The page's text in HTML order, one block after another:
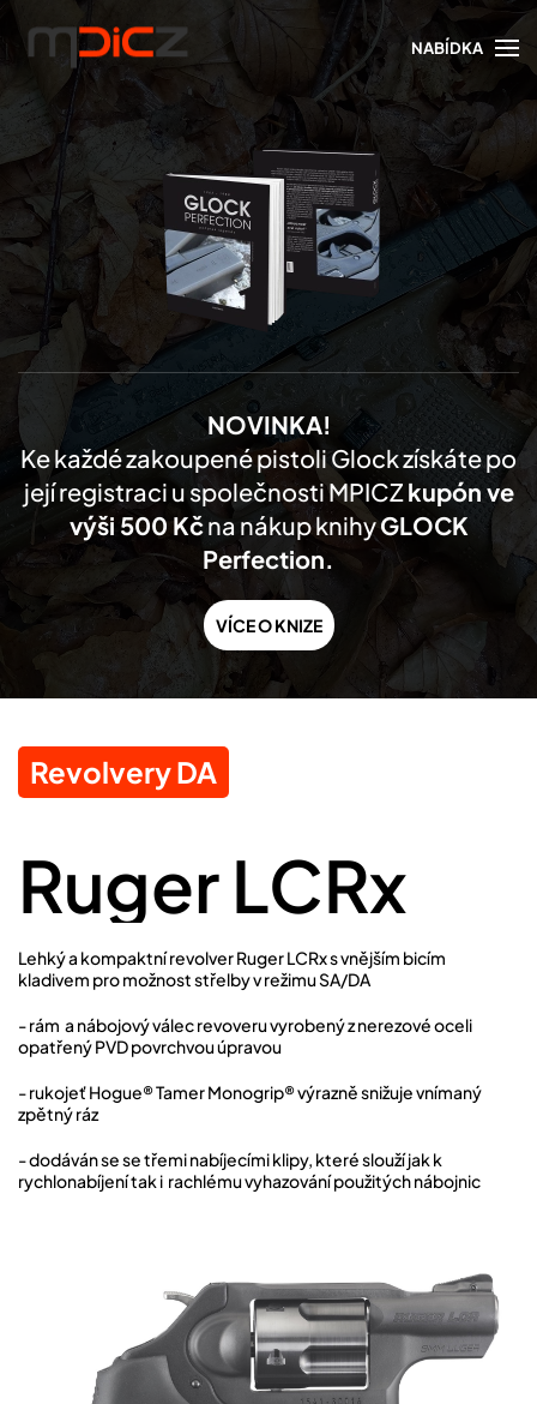
Skip to main content
NABÍDKA
NOVINKA!
Ke každé zakoupené pistoli Glock získáte po
její registraci u společnosti MPICZkupón ve
výši 500 Kčna nákup knihyGLOCK
Perfection.
VÍCE O KNIZE
Revolvery DA
Ruger LCRx
Lehký a kompaktní revolver Ruger LCRx s vnějším bicím
kladivem pro možnost střelby v režimu SA/DA
- rám a nábojový válec revoveru vyrobený z nerezové oceli
opatřený PVD povrchvou úpravou
- rukojeť Hogue® Tamer Monogrip® výrazně snižuje vnímaný
zpětný ráz
- dodáván se se třemi nabíjecími klipy, které slouží jak k
rychlonabíjení tak i rachlému vyhazování použitých nábojnic